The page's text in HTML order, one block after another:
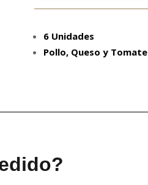
6 Unidades
Pollo, Queso y Tomate